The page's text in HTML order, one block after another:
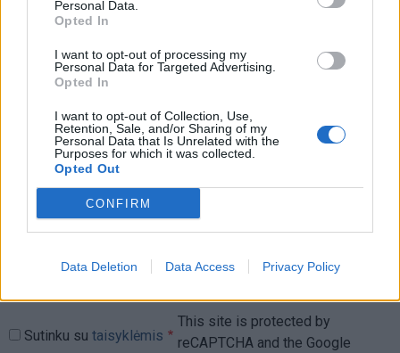
Personal Data.
Opted In
I want to opt-out of processing my
Personal Data for Targeted Advertising.
Opted In
I want to opt-out of Collection, Use,
Retention, Sale, and/or Sharing of my
Personal Data that Is Unrelated with the
Purposes for which it was collected.
Opted Out
CONFIRM
Data Deletion Data Access Privacy Policy
Rašyti komentarą
Jūsų vardas
Komentaras
Sutinku su taisyklėmis
This site is protected by
reCAPTCHA and the Google